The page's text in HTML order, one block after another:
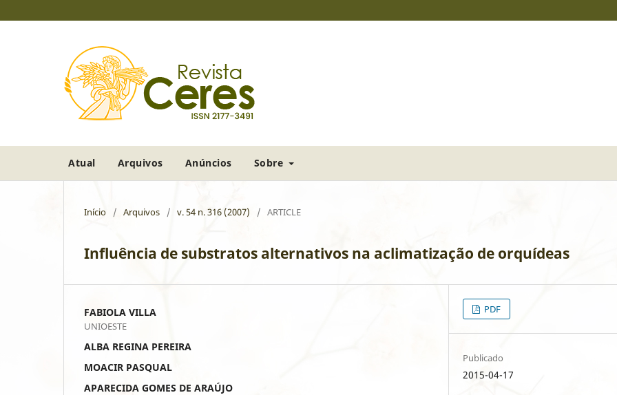
Atual Arquivos Anúncios Sobre
Início / Arquivos / v. 54 n. 316 (2007) / ARTICLE
Influência de substratos alternativos na aclimatização de orquídeas
FABIOLA VILLA
UNIOESTE
ALBA REGINA PEREIRA
MOACIR PASQUAL
APARECIDA GOMES DE ARAÚJO
PDF
Publicado
2015-04-17